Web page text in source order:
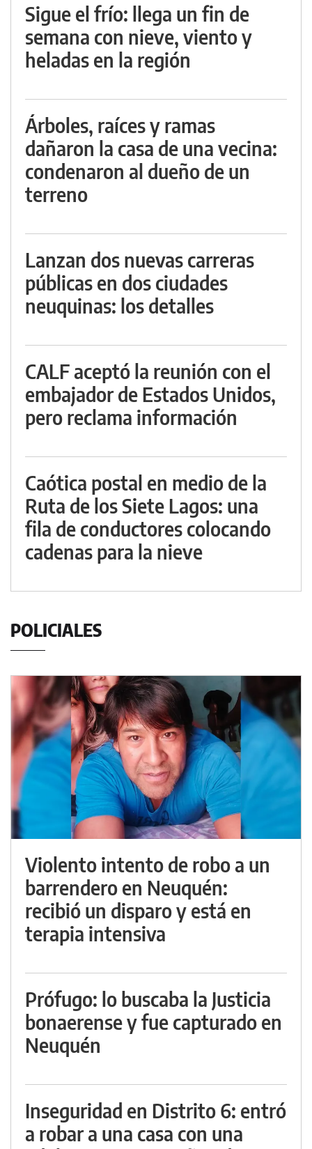
Sigue el frío: llega un fin de
semana con nieve, viento y
heladas en la región
Árboles, raíces y ramas
dañaron la casa de una vecina:
condenaron al dueño de un
terreno
Lanzan dos nuevas carreras
públicas en dos ciudades
neuquinas: los detalles
CALF aceptó la reunión con el
embajador de Estados Unidos,
pero reclama información
Caótica postal en medio de la
Ruta de los Siete Lagos: una
fila de conductores colocando
cadenas para la nieve
POLICIALES
Violento intento de robo a un
barrendero en Neuquén:
recibió un disparo y está en
terapia intensiva
Prófugo: lo buscaba la Justicia
bonaerense y fue capturado en
Neuquén
Inseguridad en Distrito 6: entró
a robar a una casa con una